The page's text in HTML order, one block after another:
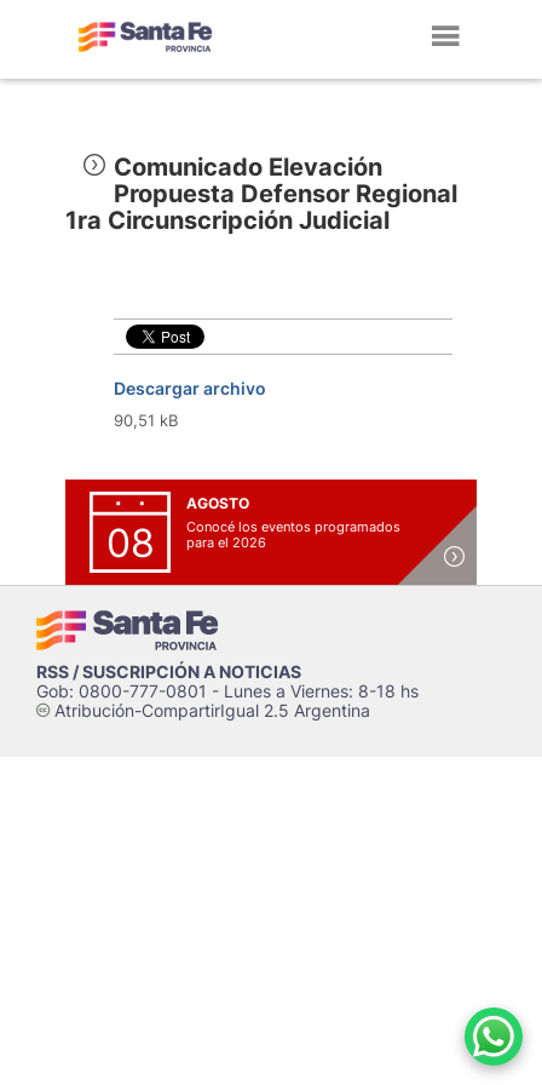
Comunicado Elevación
Propuesta Defensor Regional
1ra Circunscripción Judicial
Descargar archivo
90,51 kB
08
AGOSTO
Conocé los eventos programados
para el 2026
RSS / SUSCRIPCIÓN A NOTICIAS
Gob: 0800-777-0801 - Lunes a Viernes: 8-18 hs
cAtribución-CompartirIgual 2.5 Argentina